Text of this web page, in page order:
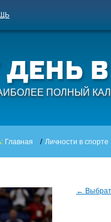
ПОЛНЫЙ
Главная / Личности в спорте
←